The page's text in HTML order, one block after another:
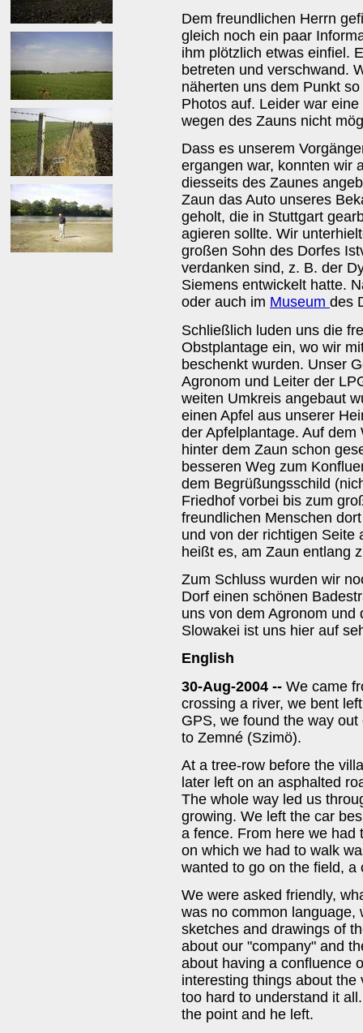
Dem freundlichen Herrn
gleich noch ein paar
ihm plötzlich etwas einfiel.
betreten und verschwand.
näherten uns dem Punkt
Photos auf. Leider war
wegen des Zauns nicht
Dass es unserem
ergangen war, konnten wir
diesseits des Zaunes
Zaun das Auto unseres
geholt, die in Stuttgart
agieren sollte. Wir
großen Sohn des Dorfes
verdanken sind, z. B. der
Siemens entwickelt hatte.
oder auch im Museum des
Schließlich luden uns die
Obstplantage ein, wo wir
beschenkt wurden. Unser
Agronom und Leiter der
weiten Umkreis angebaut
einen Apfel aus unserer
der Apfelplantage. Auf
hinter dem Zaun schon
besseren Weg zum
dem Begrüßungsschild
Friedhof vorbei bis zum
freundlichen Menschen
und von der richtigen Seite
heißt es, am Zaun entlang
Zum Schluss wurden wir
Dorf einen schönen
uns von dem Agronom
Slowakei ist uns hier auf
English
30-Aug-2004 -- We came
crossing a river, we bent
GPS, we found the way
to Zemné (Szimö).
At a tree-row before the
later left on an asphalted
The whole way led us
growing. We left the car
a fence. From here we had
on which we had to walk
wanted to go on the field,
We were asked friendly,
was no common language,
sketches and drawings of
about our "company" and
about having a confluence
interesting things about
too hard to understand it
the point and he left.